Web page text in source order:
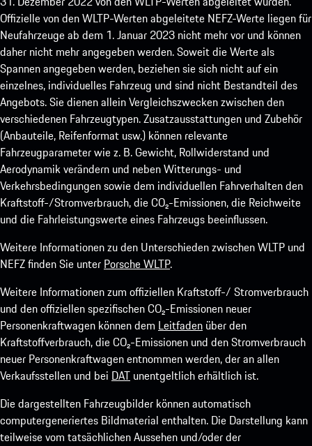
Offizielle von den WLTP-Werten abgeleitete NEFZ-Werte liegen für
Neufahrzeuge ab dem 1. Januar 2023 nicht mehr vor und können
daher nicht mehr angegeben werden. Soweit die Werte als
Spannen angegeben werden, beziehen sie sich nicht auf ein
einzelnes, individuelles Fahrzeug und sind nicht Bestandteil des
Angebots. Sie dienen allein Vergleichszwecken zwischen den
verschiedenen Fahrzeugtypen. Zusatzausstattungen und Zubehör
(Anbauteile, Reifenformat usw.) können relevante
Fahrzeugparameter wie z. B. Gewicht, Rollwiderstand und
Aerodynamik verändern und neben Witterungs- und
Verkehrsbedingungen sowie dem individuellen Fahrverhalten den
Kraftstoff-/Stromverbrauch, die CO₂-Emissionen, die Reichweite
und die Fahrleistungswerte eines Fahrzeugs beeinflussen.
Weitere Informationen zu den Unterschieden zwischen WLTP und
NEFZ finden Sie unter Porsche WLTP.
Weitere Informationen zum offiziellen Kraftstoff-/ Stromverbrauch
und den offiziellen spezifischen CO₂-Emissionen neuer
Personenkraftwagen können dem Leitfaden über den
Kraftstoffverbrauch, die CO₂-Emissionen und den Stromverbrauch
neuer Personenkraftwagen entnommen werden, der an allen
Verkaufsstellen und bei DAT unentgeltlich erhältlich ist.
Die dargestellten Fahrzeugbilder können automatisch
computergeneriertes Bildmaterial enthalten. Die Darstellung kann
teilweise vom tatsächlichen Aussehen und/oder der